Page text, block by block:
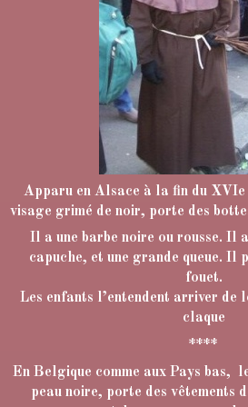
Apparu en Alsace à la fin du
visage grimé de noir, porte des
Il a une barbe noire ou rousse. Il
capuche, et une grande queue. Il
fouet.
Les enfants l’entendent arriver de
claque
****
En Belgique comme aux Pays bas,
peau noire, porte des vêtements